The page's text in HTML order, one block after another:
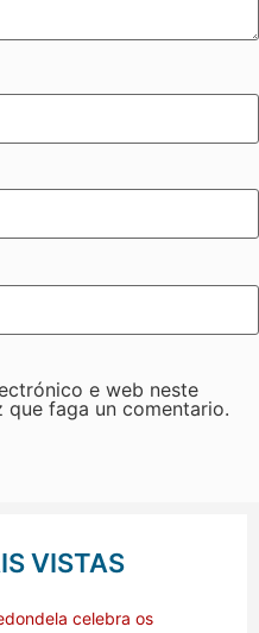
e web neste
faga un comentario.
VISTAS
celebra os